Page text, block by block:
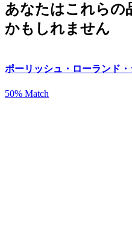
あなたはこれらの
かもしれません